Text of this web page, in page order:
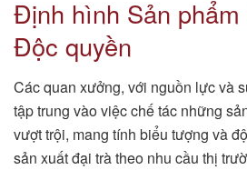
Định hình Sản
Độc quyền
Các quan xưởng, với nguồn lực và
tập trung vào việc chế tác những
vượt trội, mang tính biểu tượng và
sản xuất đại trà theo nhu cầu thị